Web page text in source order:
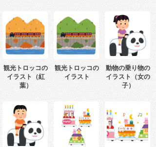
観光トロッコの
イラスト（紅
葉）
観光トロッコの
イラスト
動物の乗り物の
イラスト（女の
子）